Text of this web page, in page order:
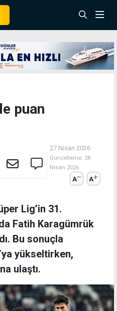
puan
27 Nisan 2026
Güncelleme: 28
Nisan 2026
A A
Lig’in 31.
Fatih Karagümrük
Bu sonuçla
yükseltirken,
ulaştı.